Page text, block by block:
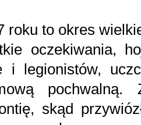
roku to okres
oczekiwania,
i legionistów,
skąd